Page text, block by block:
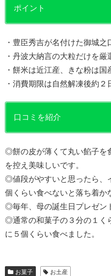
ポイント
・豊臣秀吉が名付けた御城之
・丹波大納言の大粒だけを厳
・餅米は近江産、きな粉は国
・消費期限は自然解凍後約２
口コミを紹介
◎餅の皮が薄くて丸い餡子を
を控え美味しいです。
◎値段がやすいと思ったら、
個くらい食べないと落ち着か
◎毎年、母の誕生日プレゼン
◎通常の和菓子の３分の１く
に５個くらい食べました。
お菓子 お土産